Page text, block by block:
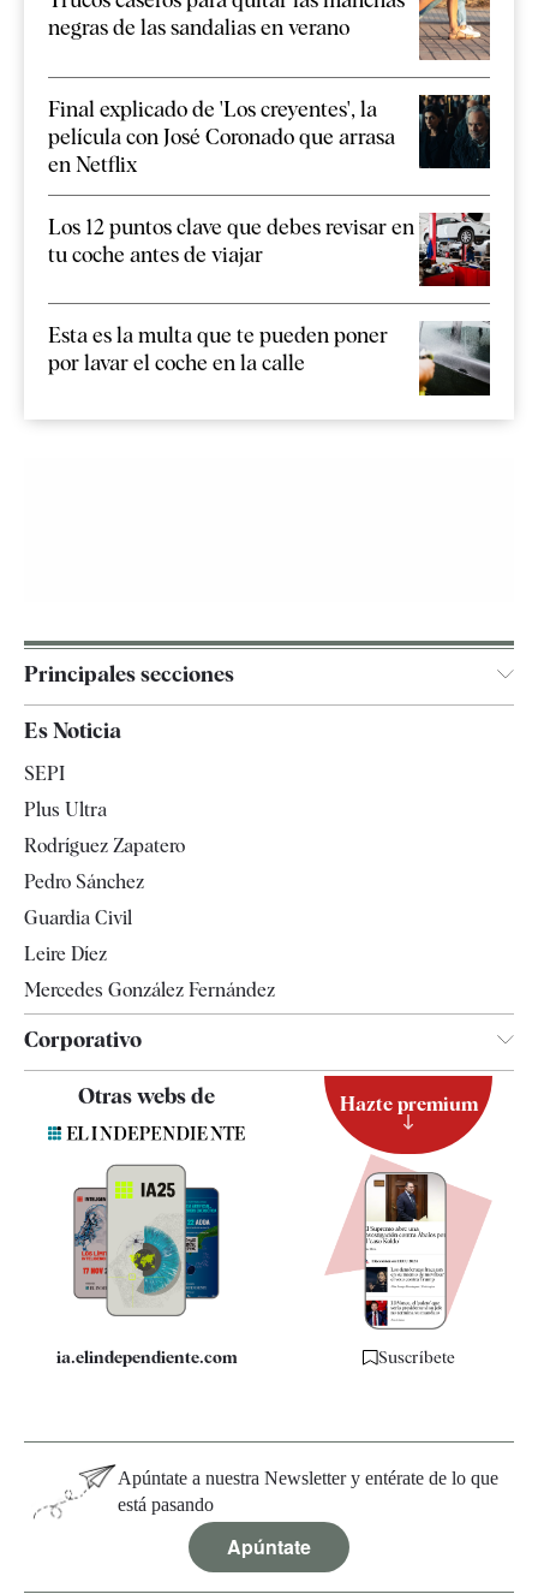
negras de las sandalias en verano
Final explicado de 'Los creyentes', la
película con José Coronado que arrasa
en Netflix
Los 12 puntos clave que debes revisar en
tu coche antes de viajar
Esta es la multa que te pueden poner
por lavar el coche en la calle
Principales secciones
España
Televisión
Es Noticia
SEPI
Plus Ultra
Rodríguez Zapatero
Pedro Sánchez
Guardia Civil
Leire Díez
Mercedes González Fernández
Corporativo
Contacto
Quiénes somos
Especificaciones
Otras webs de
ia.elindependiente.com
Hazte premium
Suscríbete
Apúntate a nuestra Newsletter y entérate de lo que
está pasando
Apúntate